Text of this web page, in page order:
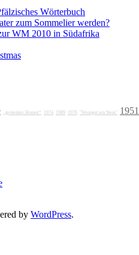
Wörterbuch
zum Sommelier werden?
WM 2010 in Südafrika
„grotesker Humor“ 1974 1989 1976 "Weingut am Stein" 1951
by WordPress.